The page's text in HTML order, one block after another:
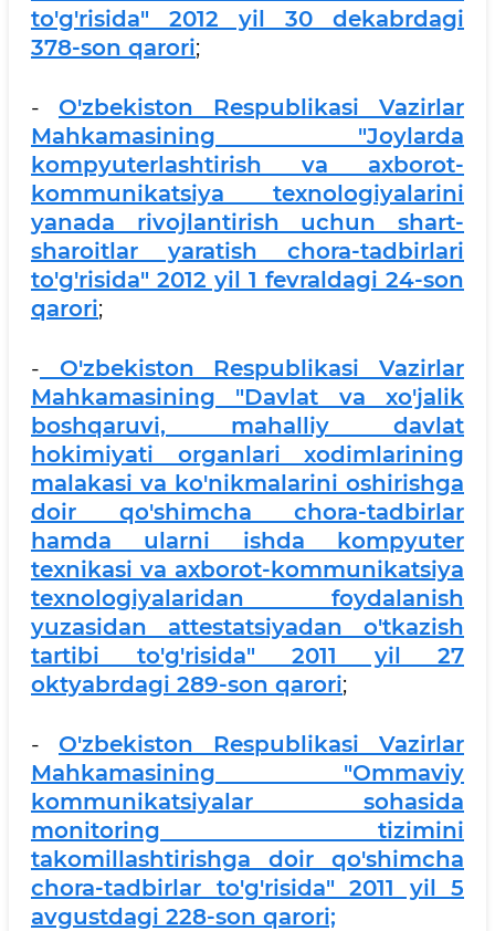
to'g'risida" 2012 yil 30 dekabrdagi
378-son qarori;
- O'zbekiston Respublikasi Vazirlar
Mahkamasining "Joylarda
kompyuterlashtirish va axborot-
kommunikatsiya texnologiyalarini
yanada rivojlantirish uchun shart-
sharoitlar yaratish chora-tadbirlari
to'g'risida" 2012 yil 1 fevraldagi 24-son
qarori;
- O'zbekiston Respublikasi Vazirlar
Mahkamasining "Davlat va xo'jalik
boshqaruvi, mahalliy davlat
hokimiyati organlari xodimlarining
malakasi va ko'nikmalarini oshirishga
doir qo'shimcha chora-tadbirlar
hamda ularni ishda kompyuter
texnikasi va axborot-kommunikatsiya
texnologiyalaridan foydalanish
yuzasidan attestatsiyadan o'tkazish
tartibi to'g'risida" 2011 yil 27
oktyabrdagi 289-son qarori;
- O'zbekiston Respublikasi Vazirlar
Mahkamasining "Ommaviy
kommunikatsiyalar sohasida
monitoring tizimini
takomillashtirishga doir qo'shimcha
chora-tadbirlar to'g'risida" 2011 yil 5
avgustdagi 228-son qarori;